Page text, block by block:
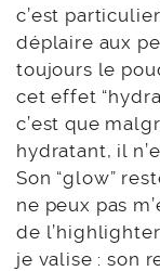
c’est
déplaire aux
toujours le
cet effet
c’est que
hydratant, il
Son “glow”
ne peux pas
de l’highlighter
je valise : son